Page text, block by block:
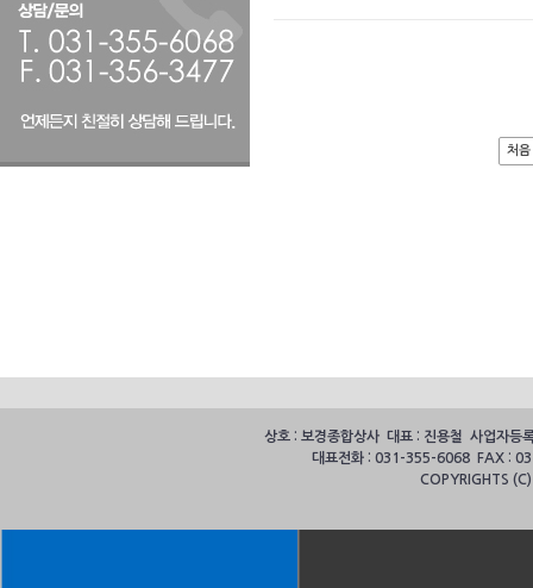
처음
상호 : 보경종합상사 대표 : 진용철 사업자
대표전화 : 031-355-6068 FAX :
COPYRIGHTS (C)